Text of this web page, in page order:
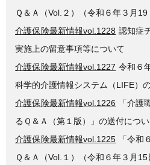
Ｑ＆Ａ（Vol.２）（令和６年３月
介護保険最新情報vol.1228 認知症
実施上の留意事項等について
介護保険最新情報vol.1227 令和６
科学的介護情報システム（LIFE）
介護保険最新情報vol.1226 「介護
るＱ＆Ａ（第１版）」の送付につ
介護保険最新情報vol.1225 「令和
Ｑ＆Ａ（Vol.１）（令和６年３月